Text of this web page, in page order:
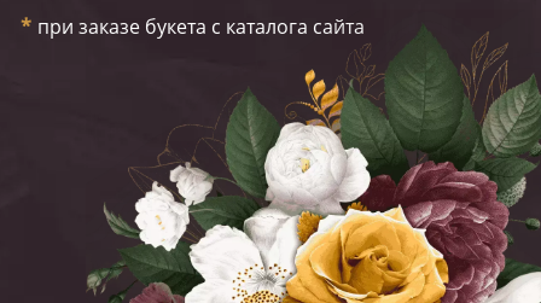
* при заказе букета с каталога сайта